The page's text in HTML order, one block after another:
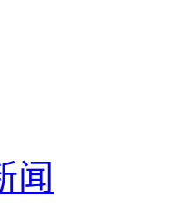
闻